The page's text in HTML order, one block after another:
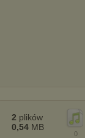
0
2 plików
0,54 MB